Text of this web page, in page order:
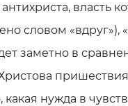
власть
словом «вдруг»),
заметно в
нужда в